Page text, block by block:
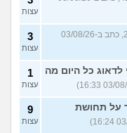
עצות
(אנושי, בן 27, כתב ב-03/08/26
3
עצות
לדאוג כל היום מה
1
עצות
על תחושת
9
עצות